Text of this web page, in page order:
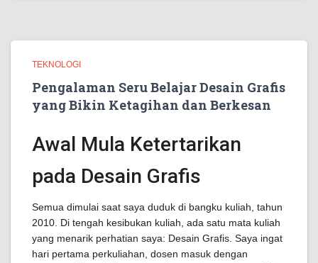
TEKNOLOGI
Pengalaman Seru Belajar Desain Grafis
yang Bikin Ketagihan dan Berkesan
Awal Mula Ketertarikan
pada Desain Grafis
Semua dimulai saat saya duduk di bangku kuliah, tahun
2010. Di tengah kesibukan kuliah, ada satu mata kuliah
yang menarik perhatian saya: Desain Grafis. Saya ingat
hari pertama perkuliahan, dosen masuk dengan